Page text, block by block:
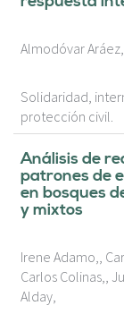
Almodóvar
Solidaridad,
protección civil.
Análisis de
patrones de
en bosques
y mixtos
Irene Adamo,,
Carlos Colinas,,
Alday,